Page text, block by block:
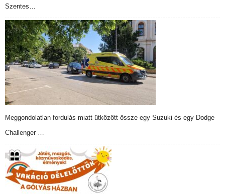
Szentes…
Meggondolatlan fordulás miatt ütközött össze egy Suzuki és egy Dodge
Challenger …